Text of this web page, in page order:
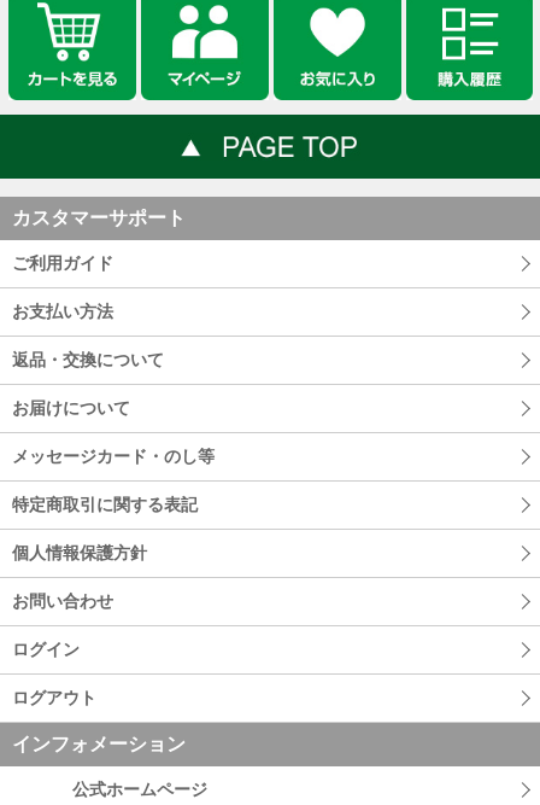
カスタマーサポート
ご利用ガイド
お支払い方法
返品・交換について
お届けについて
メッセージカード・のし等
特定商取引に関する表記
個人情報保護方針
お問い合わせ
ログイン
ログアウト
インフォメーション
公式ホームページ